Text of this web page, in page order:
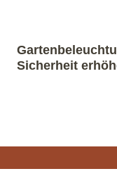
Sicherheit